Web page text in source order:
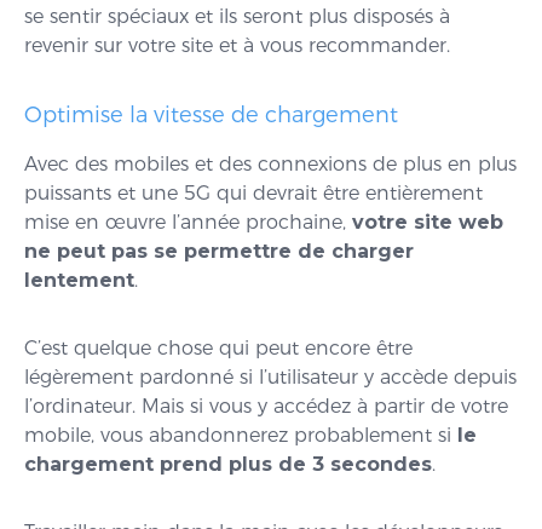
se sentir spéciaux et ils seront plus disposés à
revenir sur votre site et à vous recommander.
Optimise la vitesse de chargement
Avec des mobiles et des connexions de plus en plus
puissants et une 5G qui devrait être entièrement
mise en œuvre l’année prochaine, votre site web
ne peut pas se permettre de charger
lentement.
C’est quelque chose qui peut encore être
légèrement pardonné si l’utilisateur y accède depuis
l’ordinateur. Mais si vous y accédez à partir de votre
mobile, vous abandonnerez probablement si le
chargement prend plus de 3 secondes.